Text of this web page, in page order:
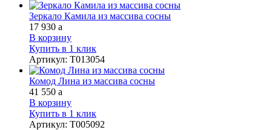
Зеркало Камила из массива сосны
17 930 a
В корзину
Купить в 1 клик
Артикул: Т013054
Комод Лина из массива сосны
41 550 a
В корзину
Купить в 1 клик
Артикул: Т005092